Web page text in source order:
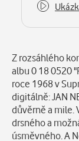
Popis
Z rozsáhlého
albu 0 18 0520
roce 1968 v
digitálně: JAN
důvěrně a mile.
drsného a
úsměvného. A